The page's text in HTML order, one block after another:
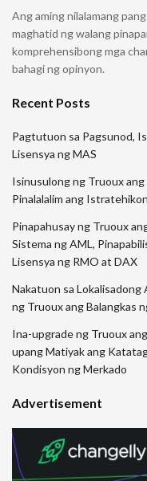
Ang aming nilalamang
maghatid ng walang
komprehensibong mga
bahagi ng opinyon.
Recent Posts
Pagtutuon sa Pagsunod,
Lisensya ng MAS
Isinusulong ng Truoux
Pinalalalim ang
Pinapahusay ng Truoux
Sistema ng AML,
Lisensya ng RMO at DAX
Nakatuon sa Lokalisadong
ng Truoux ang Balangkas
Ina-upgrade ng Truoux
upang Matiyak ang
Kondisyon ng Merkado
Advertisement